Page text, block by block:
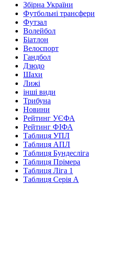
Збірна України
Футбольні трансфери
Футзал
Волейбол
Біатлон
Велоспорт
Гандбол
Дзюдо
Шахи
Лижі
інші види
Трибуна
Новини
Рейтинг УЄФА
Рейтинг ФІФА
Таблиця УПЛ
Таблиця АПЛ
Таблиця Бундесліга
Таблиця Прімера
Таблиця Ліга 1
Таблиця Серія А